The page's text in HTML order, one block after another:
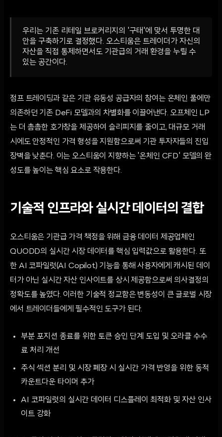
우리는 기존 리테일 브로커리지의 '구태'에 맞서 투명한 대
안을 구축하기로 결정했다. 오스티움은 트레이더가 자신의
자산을 직접 통제하면서도 기관급의 거래 환경을 누릴 수
있는 공간이다.
점프 트레이딩과 같은 기관 유동성 공급자의 참여는 온체인 풀에만
의존하던 기존 DeFi 모델과의 차별화를 이끌어낸다. 오프체인 LP
는 더 촘촘한 호가창을 제공하여 슬리피지를 줄이고, 대규모 거래
시에도 안정적인 가격 형성을 지원함으로써 기관 투자자들의 진입
장벽을 낮춘다. 이는 오스티움이 지향하는 '온체인 CFD' 모델의 완
성도를 높이는 핵심 요소로 작용한다.
기술적 인프라와 실시간 데이터의 결합
오스티움은 기관급 가격 책정을 위해 금융 데이터 제공업체인
QUODD의 실시간 시장 데이터를 핵심 입력값으로 활용한다. 또
한 AI 코파일럿(AI Copilot) 기능을 통해 사용자에게 캐시된 데이
터가 아닌 실시간 자산 인사이트를 상시 제공함으로써 의사결정의
정확도를 높였다. 이러한 기술적 정교함은 변동성이 큰 글로벌 시장
에서 트레이더들에게 필수적인 도구가 된다.
부분 포지션 종료를 위한 토큰 승인 단계 도입 및 오라클 수수
료 처리 개선
주식 섹션 분리 및 시장 폐장 시 실시간 가격 반영을 위한 동적
카운트다운 타이머 추가
AI 코파일럿의 실시간 데이터 디스플레이 최적화 및 자산 인사
이트 강화